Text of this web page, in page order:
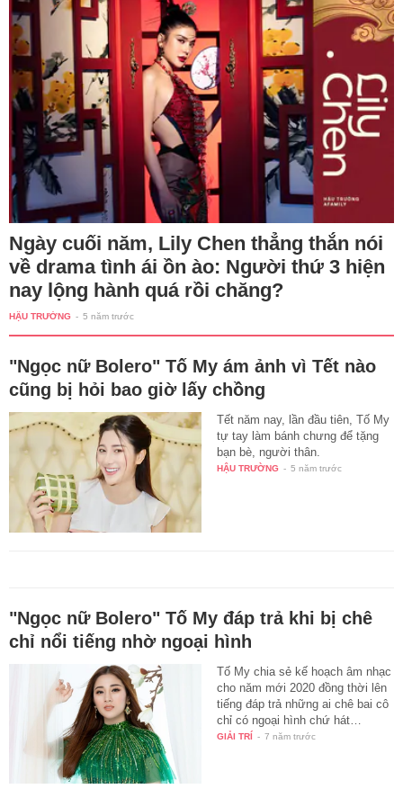
Ngày cuối năm, Lily Chen thẳng thắn nói
về drama tình ái ồn ào: Người thứ 3 hiện
nay lộng hành quá rồi chăng?
HẬU TRƯỜNG - 5 năm trước
"Ngọc nữ Bolero" Tố My ám ảnh vì Tết nào
cũng bị hỏi bao giờ lấy chồng
Tết năm nay, lần đầu tiên, Tố My
tự tay làm bánh chưng để tặng
bạn bè, người thân.
HẬU TRƯỜNG - 5 năm trước
"Ngọc nữ Bolero" Tố My đáp trả khi bị chê
chỉ nổi tiếng nhờ ngoại hình
Tố My chia sẻ kế hoạch âm nhạc
cho năm mới 2020 đồng thời lên
tiếng đáp trả những ai chê bai cô
chỉ có ngoại hình chứ hát…
GIẢI TRÍ - 7 năm trước